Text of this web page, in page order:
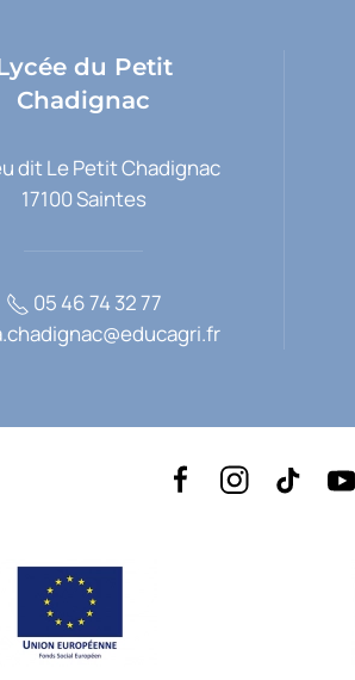
du Petit
Chadignac
dit Le Petit Chadignac
17100 Saintes
05 46 74 32 77